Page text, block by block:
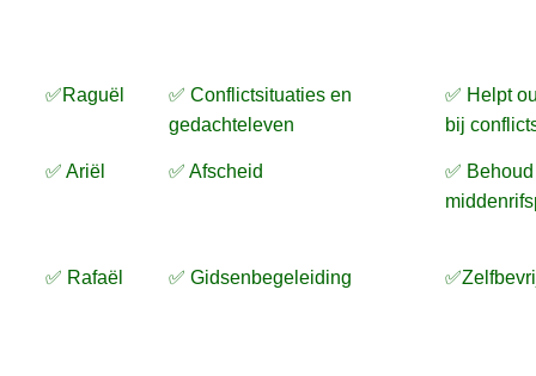
✅Raguël
✅ Conflictsituaties en
gedachteleven
✅ Helpt
bij
✅ Ariël ✅ Afscheid
✅ Behoud
✅ Rafaël ✅ Gidsenbegeleiding